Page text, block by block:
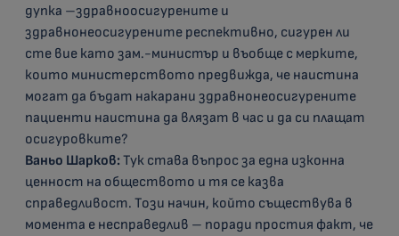
дупка –здравноосигурените и
здравнонеосигурените респективно, сигурен ли
сте вие като зам.-министър и въобще с мерките,
които министерството предвижда, че наистина
могат да бъдат накарани здравнонеосигурените
пациенти наистина да влязат в час и да си плащат
осигуровките?
Ваньо Шарков:Тук става въпрос за една изконна
ценност на обществото и тя се казва
справедливост. Този начин, който съществува в
момента е несправедлив – поради простия факт, че